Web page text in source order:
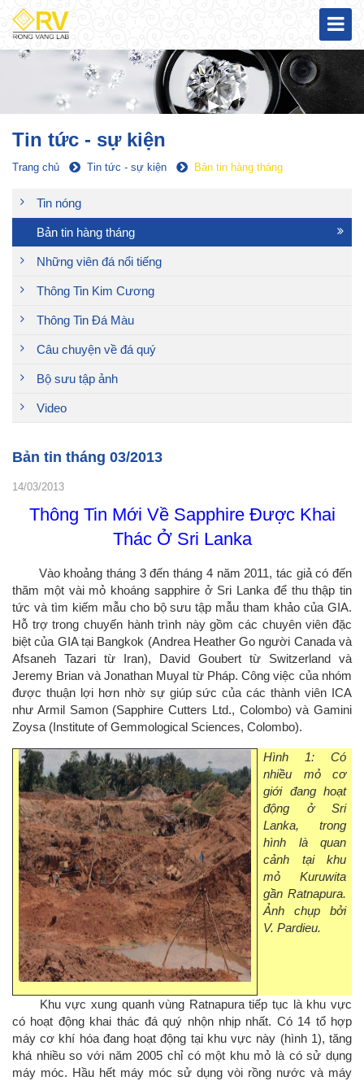
Tin tức - sự kiện
Trang chủ Tin tức - sự kiện Bản tin hàng tháng
Tin nóng
Bản tin hàng tháng
Những viên đá nổi tiếng
Thông Tin Kim Cương
Thông Tin Đá Màu
Câu chuyện về đá quý
Bộ sưu tập ảnh
Video
Bản tin tháng 03/2013
14/03/2013
Thông Tin Mới Về Sapphire Được Khai
Thác Ở Sri Lanka
Vào khoảng tháng 3 đến tháng 4 năm 2011, tác giả có đến
thăm một vài mỏ khoáng sapphire ở Sri Lanka để thu thập tin
tức và tìm kiếm mẫu cho bộ sưu tập mẫu tham khảo của GIA.
Hỗ trợ trong chuyến hành trình này gồm các chuyên viên đặc
biệt của GIA tại Bangkok (Andrea Heather Go người Canada và
Afsaneh Tazari từ Iran), David Goubert từ Switzerland và
Jeremy Brian và Jonathan Muyal từ Pháp. Công việc của nhóm
được thuận lợi hơn nhờ sự giúp sức của các thành viên ICA
như Armil Samon (Sapphire Cutters Ltd., Colombo) và Gamini
Zoysa (Institute of Gemmological Sciences, Colombo).
Hình 1: Có
nhiều mỏ cơ
giới đang hoạt
động ở Sri
Lanka, trong
hình là quan
cảnh tại khu
mỏ Kuruwita
gần Ratnapura.
Ảnh chụp bởi
V. Pardieu.
Khu vực xung quanh vùng Ratnapura tiếp tục là khu vực
có hoạt động khai thác đá quý nhộn nhịp nhất. Có 14 tổ hợp
máy cơ khí hóa đang hoạt động tại khu vực này (hình 1), tăng
khá nhiều so với năm 2005 chỉ có một khu mỏ là có sử dụng
máy móc. Hầu hết máy móc sử dụng vòi rồng nước và máy